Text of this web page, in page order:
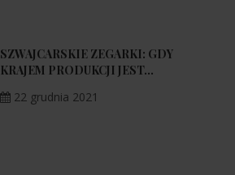
SZWAJCARSKIE ZEGARKI: GDY
KRAJEM PRODUKCJI JEST...
22 grudnia 2021